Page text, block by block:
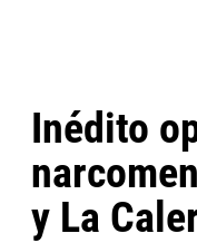
Inédito
y La